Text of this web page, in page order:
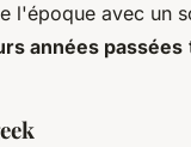
l'époque avec un
années passées